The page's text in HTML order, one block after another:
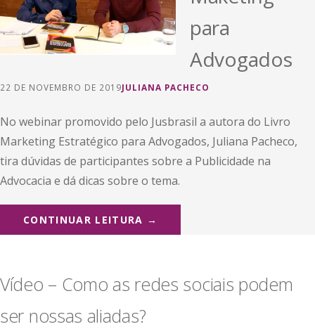
para
Advogados
22 DE NOVEMBRO DE 2019JULIANA PACHECO
No webinar promovido pelo Jusbrasil a autora do Livro
Marketing Estratégico para Advogados, Juliana Pacheco,
tira dúvidas de participantes sobre a Publicidade na
Advocacia e dá dicas sobre o tema.
CONTINUAR LEITURA →
Vídeo – Como as redes sociais podem
ser nossas aliadas?